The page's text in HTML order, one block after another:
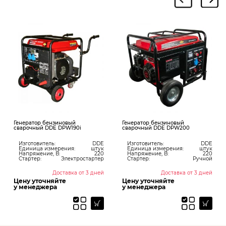
Генератор бензиновый
сварочный DDE DPW190i
Изготовитель: DDE
Единица измерения: штук
Напряжение, В: 220
Стартер: Электростартер
Доставка от 3 дней
Цену уточняйте
у менеджера
Генератор бензиновый
сварочный DDE DPW200
Изготовитель: DDE
Единица измерения: штук
Напряжение, В: 220
Стартер: Ручной
Доставка от 3 дней
Цену уточняйте
у менеджера